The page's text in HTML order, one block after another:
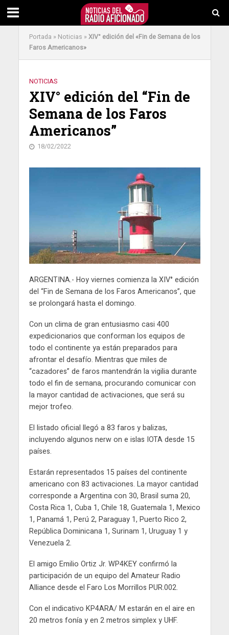
Portada » Noticias »XIV° edición del «Fin de Semana de los
Faros Americanos»
NOTICIAS
XIV° edición del “Fin de
Semana de los Faros
Americanos”
18/02/2022
ARGENTINA.- Hoy viernes comienza la XIV° edición
del “Fin de Semana de los Faros Americanos”, que
se prolongará hasta el domingo.
Con un clima de gran entusiasmo casi 400
expedicionarios que conforman los equipos de
todo el continente ya están preparados para
afrontar el desafío. Mientras que miles de
“cazadores” de faros mantendrán la vigilia durante
todo el fin de semana, procurando comunicar con
la mayor cantidad de activaciones, que será su
mejor trofeo.
El listado oficial llegó a 83 faros y balizas,
incluyendo algunos nerw on e islas IOTA desde 15
países.
Estarán representados 15 países del continente
americano con 83 activaciones. La mayor cantidad
corresponde a Argentina con 30, Brasil suma 20,
Costa Rica 1, Cuba 1, Chile 18, Guatemala 1, Mexico
1, Panamá 1, Perú 2, Paraguay 1, Puerto Rico 2,
República Dominicana 1, Surinam 1, Uruguay 1 y
Venezuela 2.
El amigo Emilio Ortiz Jr. WP4KEY confirmó la
participación de un equipo del Amateur Radio
Alliance desde el Faro Los Morrillos PUR.002.
Con el indicativo KP4ARA/ M estarán en el aire en
20 metros fonía y en 2 metros simplex y UHF.